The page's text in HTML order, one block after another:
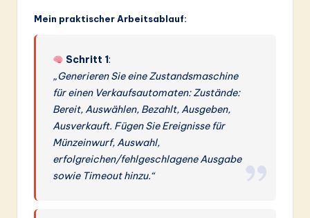
Mein praktischer Arbeitsablauf:
Schritt 1:
„Generieren Sie eine Zustandsmaschine
für einen Verkaufsautomaten: Zustände:
Bereit, Auswählen, Bezahlt, Ausgeben,
Ausverkauft. Fügen Sie Ereignisse für
Münzeinwurf, Auswahl,
erfolgreichen/fehlgeschlagene Ausgabe
sowie Timeout hinzu.“